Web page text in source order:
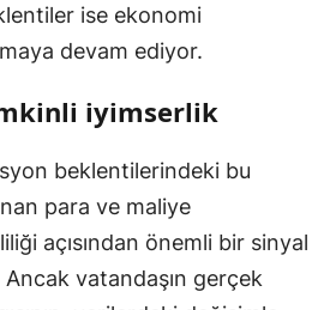
ise ekonomi
devam ediyor.
iyimserlik
beklentilerindeki bu
para ve maliye
açısından önemli bir sinyal
vatandaşın gerçek